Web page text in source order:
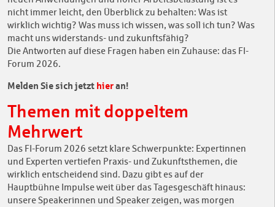
nicht immer leicht, den Überblick zu behalten: Was ist
wirklich wichtig? Was muss ich wissen, was soll ich tun? Was
macht uns widerstands- und zukunftsfähig?
Die Antworten auf diese Fragen haben ein Zuhause: das FI-
Forum 2026.
Melden Sie sich jetzt hieran!
Themen mit doppeltem
Mehrwert
Das FI-Forum 2026 setzt klare Schwerpunkte: Expertinnen
und Experten vertiefen Praxis- und Zukunftsthemen, die
wirklich entscheidend sind. Dazu gibt es auf der
Hauptbühne Impulse weit über das Tagesgeschäft hinaus:
unsere Speakerinnen und Speaker zeigen, was morgen